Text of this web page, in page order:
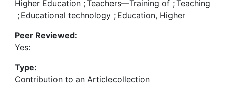
Higher Education ;Teachers—Training of ;Teaching
; Educational technology ; Education, Higher
Peer Reviewed:
Yes:
Type:
Contribution to an Articlecollection